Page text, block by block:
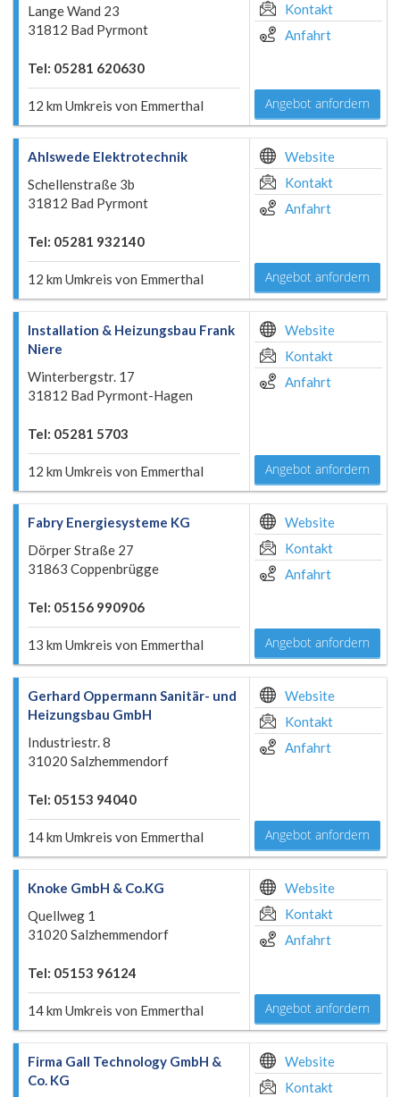
Lange Wand 23
31812 Bad Pyrmont
Tel: 05281 620630
12 km Umkreis von Emmerthal
Kontakt
Anfahrt
Angebot anfordern
Ahlswede Elektrotechnik
Schellenstraße 3b
31812 Bad Pyrmont
Tel: 05281 932140
12 km Umkreis von Emmerthal
Website
Kontakt
Anfahrt
Angebot anfordern
Installation & Heizungsbau Frank
Niere
Winterbergstr. 17
31812 Bad Pyrmont-Hagen
Tel: 05281 5703
12 km Umkreis von Emmerthal
Website
Kontakt
Anfahrt
Angebot anfordern
Fabry Energiesysteme KG
Dörper Straße 27
31863 Coppenbrügge
Tel: 05156 990906
13 km Umkreis von Emmerthal
Website
Kontakt
Anfahrt
Angebot anfordern
Gerhard Oppermann Sanitär- und
Heizungsbau GmbH
Industriestr. 8
31020 Salzhemmendorf
Tel: 05153 94040
14 km Umkreis von Emmerthal
Website
Kontakt
Anfahrt
Angebot anfordern
Knoke GmbH & Co.KG
Quellweg 1
31020 Salzhemmendorf
Tel: 05153 96124
14 km Umkreis von Emmerthal
Website
Kontakt
Anfahrt
Angebot anfordern
Firma Gall Technology GmbH &
Co. KG
Website
Kontakt